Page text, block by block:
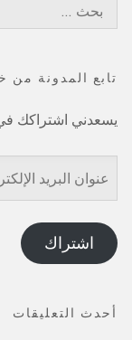
تابع المدونة من
يسعدني اشتراكك في
عنوان
البريد
الإلكتروني
اشتراك
أحدث التعليقات